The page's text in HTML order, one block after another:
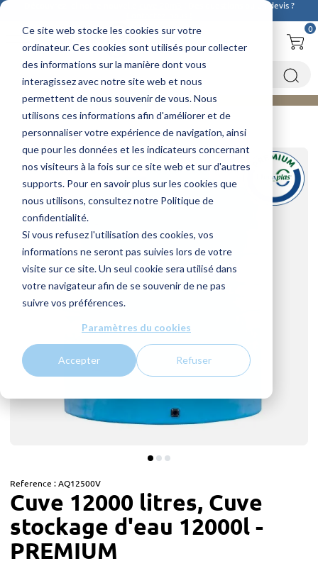
Ce site web stocke les cookies sur votre
ordinateur. Ces cookies sont utilisés pour collecter
des informations sur la manière dont vous
interagissez avec notre site web et nous
permettent de nous souvenir de vous. Nous
utilisons ces informations afin d'améliorer et de
personnaliser votre expérience de navigation, ainsi
que pour les données et les indicateurs concernant
nos visiteurs à la fois sur ce site web et sur d'autres
supports. Pour en savoir plus sur les cookies que
nous utilisons, consultez notre Politique de
confidentialité.
Si vous refusez l'utilisation des cookies, vos
informations ne seront pas suivies lors de votre
visite sur ce site. Un seul cookie sera utilisé dans
votre navigateur afin de se souvenir de ne pas
suivre vos préférences.
Paramètres du cookies
Accepter Refuser
! Des questions ou un devis ?
0
Accueil Cuves à eau
Cuve de stockage - 500 à 30000 L
Cuve 12000 litres, Cuve stockage d'eau 12000l - PREMIUM
Reference :AQ12500V
Cuve 12000 litres, Cuve
stockage d'eau 12000l -
PREMIUM